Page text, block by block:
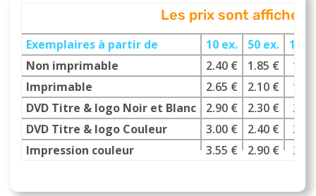
Les prix sont affichés
Exemplaires à partir de 10 ex. 50 ex.
100
Non imprimable
2.40 € 1.85 €
Imprimable
2.65 € 2.10 €
DVD Titre & logo Noir et Blanc
2.90 € 2.30 €
DVD Titre & logo Couleur
3.00 € 2.40 €
Impression couleur
3.55 € 2.90 €